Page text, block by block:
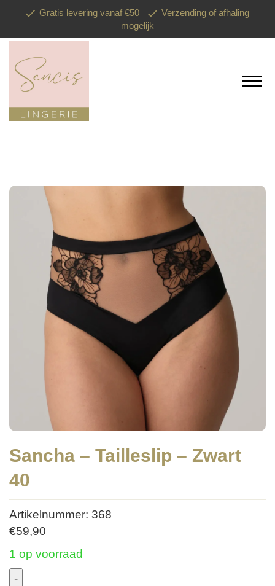
Gratis levering vanaf €50
Verzending of afhaling
mogelijk
Sancha – Tailleslip – Zwart
40
Artikelnummer: 368
€59,90
1 op voorraad
-